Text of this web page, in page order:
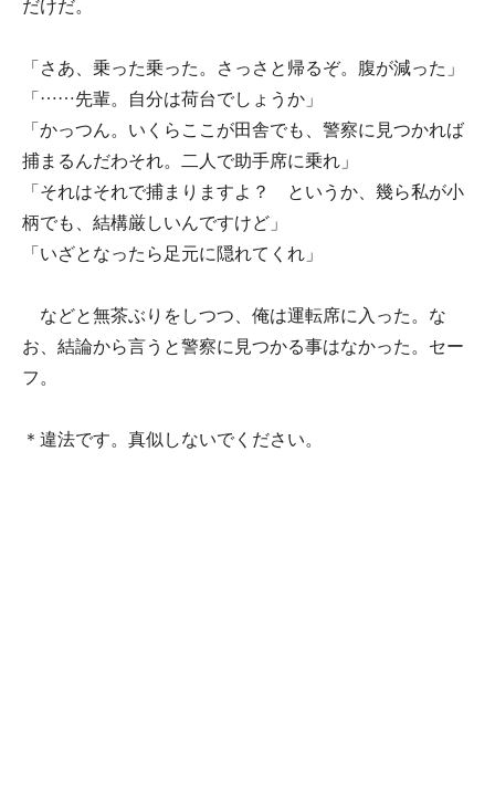
だけだ。
「さあ、乗った乗った。さっさと帰るぞ。腹が減った」
「……先輩。自分は荷台でしょうか」
「かっつん。いくらここが田舎でも、警察に見つかれば
捕まるんだわそれ。二人で助手席に乗れ」
「それはそれで捕まりますよ？ というか、幾ら私が小
柄でも、結構厳しいんですけど」
「いざとなったら足元に隠れてくれ」
などと無茶ぶりをしつつ、俺は運転席に入った。な
お、結論から言うと警察に見つかる事はなかった。セー
フ。
＊違法です。真似しないでください。